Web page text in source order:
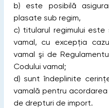
b) este posibilă
plasate sub regim,
c) titularul regimului
vamal, cu excepţia
vamal şi de
Codului vamal;
d) sunt îndeplinite
vamală pentru
de drepturi de import.